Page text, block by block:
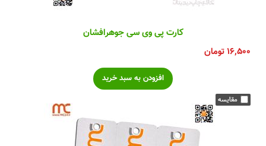
کارت پی وی سی جوهرافشان
۱۶,۵۰۰تومان